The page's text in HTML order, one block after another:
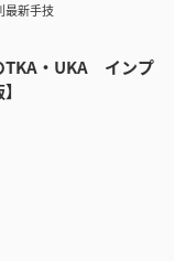
最新手技
TKA・UKA インプ